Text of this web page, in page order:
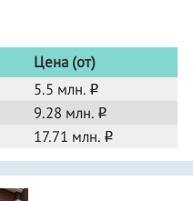
Цена (от)
5.5 млн. o
9.28 млн. o
17.71 млн. o